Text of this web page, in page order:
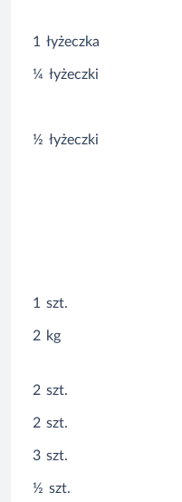
1 łyżeczka
¼ łyżeczki
½ łyżeczki
1 szt.
2 kg
2 szt.
2 szt.
3 szt.
½ szt.